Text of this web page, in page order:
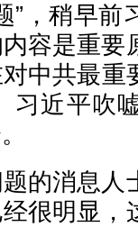
”，稍早
容是重要
对中共最
习近平吹
消息人
很明显，